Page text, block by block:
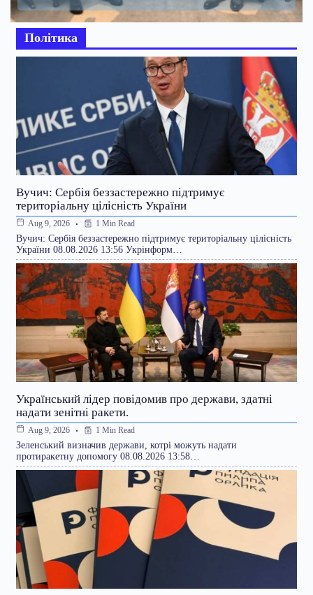
Політика
Вучич: Сербія беззастережно підтримує
територіальну цілісність України
Aug 9, 2026 1 Min Read
Вучич: Сербія беззастережно підтримує територіальну цілісність
України 08.08.2026 13:56 Укрінформ…
Український лідер повідомив про держави, здатні
надати зенітні ракети.
Aug 9, 2026 1 Min Read
Зеленський визначив держави, котрі можуть надати
протиракетну допомогу 08.08.2026 13:58…